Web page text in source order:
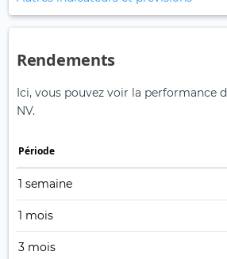
Rendements
Ici, vous pouvez voir la performance
NV.
Période
1 semaine
1 mois
3 mois